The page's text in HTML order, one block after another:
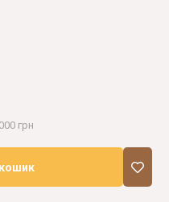
грн